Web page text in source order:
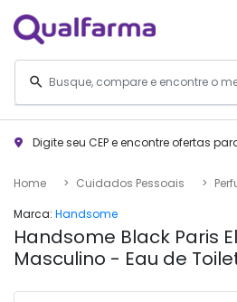
Digite seu CEP e encontre ofertas
Home Cuidados Pessoais
Marca: Handsome
Handsome Black Paris
Masculino - Eau de